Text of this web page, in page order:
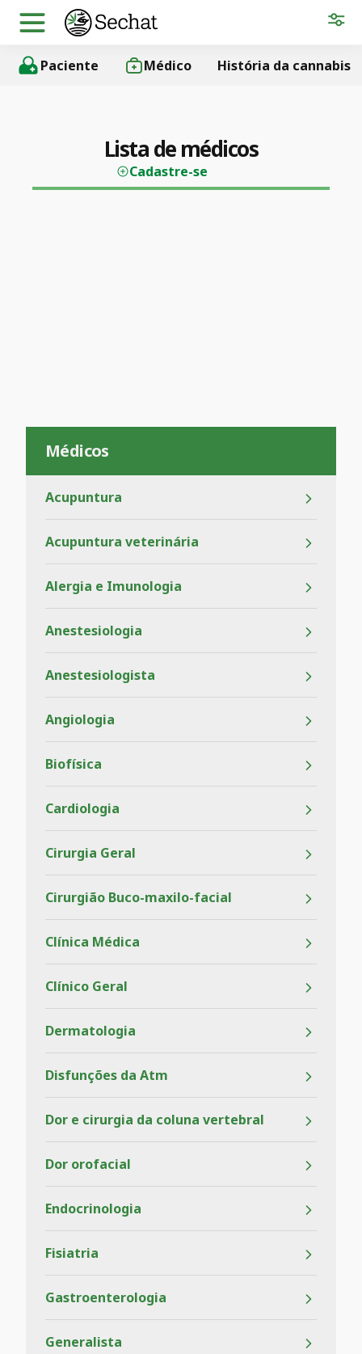
Paciente Médico História da cannabis
Lista de médicos
Cadastre-se
Médicos
Acupuntura
Acupuntura veterinária
Alergia e Imunologia
Anestesiologia
Anestesiologista
Angiologia
Biofísica
Cardiologia
Cirurgia Geral
Cirurgião Buco-maxilo-facial
Clínica Médica
Clínico Geral
Dermatologia
Disfunções da Atm
Dor e cirurgia da coluna vertebral
Dor orofacial
Endocrinologia
Fisiatria
Gastroenterologia
Generalista